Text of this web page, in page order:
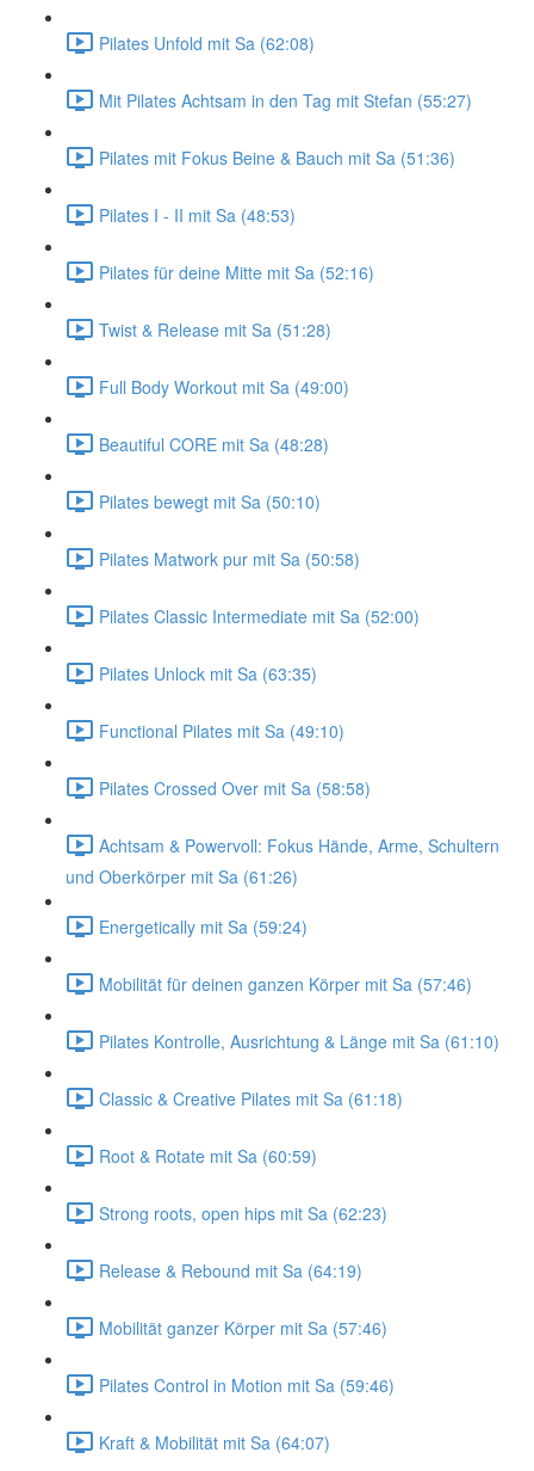
Pilates Unfold mit Sa (62:08)
Mit Pilates Achtsam in den Tag mit Stefan (55:27)
Pilates mit Fokus Beine & Bauch mit Sa (51:36)
Pilates I - II mit Sa (48:53)
Pilates für deine Mitte mit Sa (52:16)
Twist & Release mit Sa (51:28)
Full Body Workout mit Sa (49:00)
Beautiful CORE mit Sa (48:28)
Pilates bewegt mit Sa (50:10)
Pilates Matwork pur mit Sa (50:58)
Pilates Classic Intermediate mit Sa (52:00)
Pilates Unlock mit Sa (63:35)
Functional Pilates mit Sa (49:10)
Pilates Crossed Over mit Sa (58:58)
Achtsam & Powervoll: Fokus Hände, Arme, Schultern
und Oberkörper mit Sa (61:26)
Energetically mit Sa (59:24)
Mobilität für deinen ganzen Körper mit Sa (57:46)
Pilates Kontrolle, Ausrichtung & Länge mit Sa (61:10)
Classic & Creative Pilates mit Sa (61:18)
Root & Rotate mit Sa (60:59)
Strong roots, open hips mit Sa (62:23)
Release & Rebound mit Sa (64:19)
Mobilität ganzer Körper mit Sa (57:46)
Pilates Control in Motion mit Sa (59:46)
Kraft & Mobilität mit Sa (64:07)